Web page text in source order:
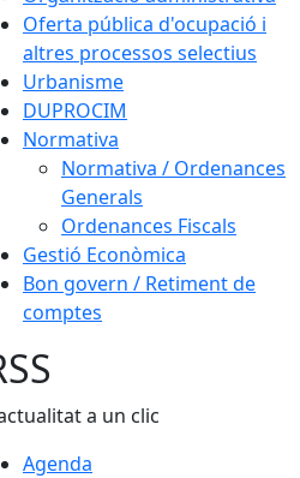
Oferta pública d'ocupació i
altres processos selectius
Urbanisme
DUPROCIM
Normativa
Normativa / Ordenances
Generals
Ordenances Fiscals
Gestió Econòmica
Bon govern / Retiment de
comptes
a un clic
Agenda